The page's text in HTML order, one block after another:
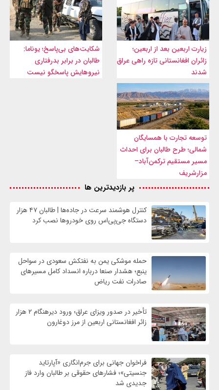
زیارت اربعین بعد از اربعین؛
زائران افغانستانی تازه راهی عراق
شدند
شکایت‌های بی‌پاسخ؛ یوناما:
طالبان در برابر بدرفتاری
نیروهایش پاسخگو نیست
توسعه تجارت با همسایگان
شمالی؛ طرح طالبان برای احداث
مسیر مستقیم ترکمن‌آباد–
مزارشریف
پر بازدیدترین ها
کنترل هوشمند سرعت در جاده‌ها | طالبان ۴۷ هزار
دستگاه جی‌پی‌اس روی خودروها نصب کرد
حمله موشکی یمن به نفتکش سعودی در سواحل
ینبع؛ هشدار صنعا درباره انسداد کامل مسیرهای
صادرات نفت ریاض
تأخیر در صدور ویزای عراق؛ ورود دیرهنگام ۲ هزار
زائر افغانستانی اربعین از مرز دوغارون
فراخوان جهانی برای جرم‌انگاری «آپارتاید
جنسیتی»؛ فشارهای حقوقی بر طالبان وارد فاز
جدیدی شد